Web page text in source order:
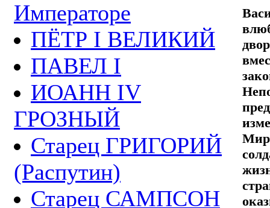
Императоре
ПЁТР I ВЕЛИКИЙ
ПАВЕЛ I
ИОАНН IV
ГРОЗНЫЙ
Старец ГРИГОРИЙ
(Распутин)
Старец САМПСОН